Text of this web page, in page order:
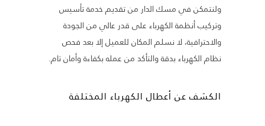
ولنتمكن في مسك الدار من تقديم خدمة تأسيس
وتركيب أنظمة الكهرباء على قدر عالي من الجودة
والاحترافية، لا نسلم المكان للعميل إلا بعد فحص
نظام الكهرباء بدقة والتأكد من عمله بكفاءة وأمان تام.
الكشف عن أعطال الكهرباء المختلفة